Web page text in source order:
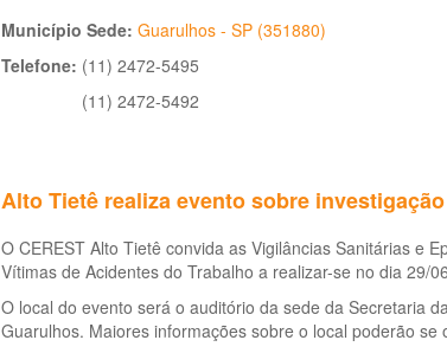
Município Sede: Guarulhos - SP (351880)
Telefone: (11) 2472-5495
(11) 2472-5492
Alto Tietê realiza evento sobre
O CEREST Alto Tietê convida as Vigilâncias Sanitárias e
Vítimas de Acidentes do Trabalho a realizar-se no dia 29/
O local do evento será o auditório da sede da Secretaria
Guarulhos. Maiores informações sobre o local poderão